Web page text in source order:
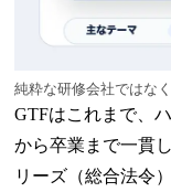
純粋な研修会社ではな
GTFはこれまで、
から卒業まで一貫
リーズ（総合法令